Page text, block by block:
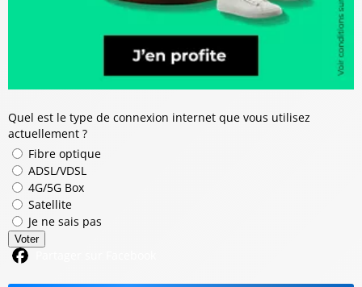
Quel est le type de connexion internet que vous utilisez
actuellement ?
Fibre optique
ADSL/VDSL
4G/5G Box
Satellite
Je ne sais pas
Voter